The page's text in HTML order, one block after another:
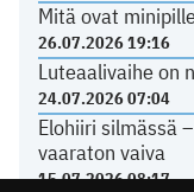
Mitä ovat
26.07.2026 19:16
Luteaalivaihe on
24.07.2026 07:04
Elohiiri silmässä
vaaraton vaiva
15.07.2026 08:17